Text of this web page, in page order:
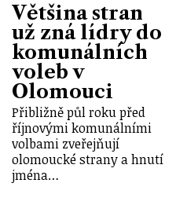
Většina stran
už zná lídry do
komunálních
voleb v
Olomouci
Přibližně půl roku před
říjnovými komunálními
volbami zveřejňují
olomoucké strany a hnutí
jména…